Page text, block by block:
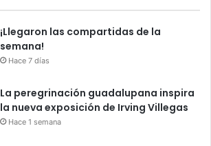
¡Llegaron las compartidas de la
semana!
Hace 7 días
La peregrinación guadalupana inspira
la nueva exposición de Irving Villegas
Hace 1 semana